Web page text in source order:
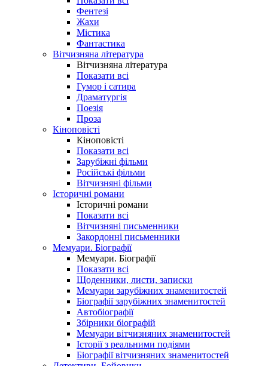
Фентезі
Жахи
Містика
Фантастика
Вітчизняна література
Вітчизняна література
Показати всі
Гумор і сатира
Драматургія
Поезія
Проза
Кіноповісті
Кіноповісті
Показати всі
Зарубіжні фільми
Російські фільми
Вітчизняні фільми
Історичні романи
Історичні романи
Показати всі
Вітчизняні письменники
Закордонні письменники
Мемуари. Біографії
Мемуари. Біографії
Показати всі
Щоденники, листи, записки
Мемуари зарубіжних знаменитостей
Біографії зарубіжних знаменитостей
Автобіографії
Збірники біографій
Мемуари вітчизняних знаменитостей
Історії з реальними подіями
Біографії вітчизняних знаменитостей